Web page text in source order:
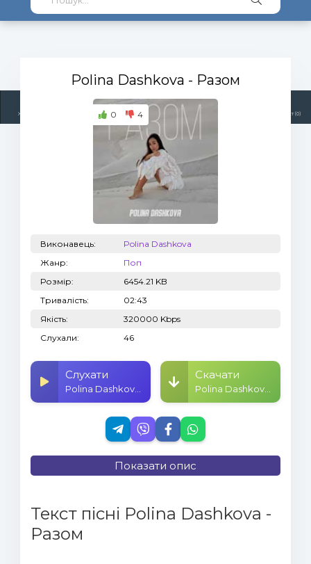
Жанри Топ 100 Тренди Плейлист (0)
Polina Dashkova - Разом
0 4
Виконавець:
Polina Dashkova
Жанр:
Поп
Розмір:
6454.21 KB
Тривалість:
02:43
Якість:
320000 Kbps
Слухали:
46
Слухати Скачати
Показати опис
Текст пісні Polina Dashkova -
Разом